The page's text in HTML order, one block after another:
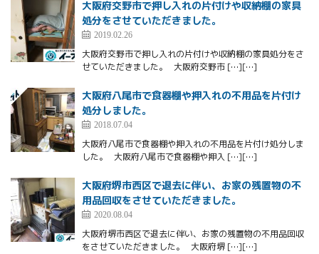
大阪府交野市で押し入れの片付けや収納棚の家具
処分をさせていただきました。
2019.02.26
大阪府交野市で押し入れの片付けや収納棚の家具処分をさ
せていただきました。 大阪府交野市 […][…]
大阪府八尾市で食器棚や押入れの不用品を片付け
処分しました。
2018.07.04
大阪府八尾市で食器棚や押入れの不用品を片付け処分しま
した。 大阪府八尾市で食器棚や押入 […][…]
大阪府堺市西区で退去に伴い、お家の残置物の不
用品回収をさせていただきました。
2020.08.04
大阪府堺市西区で退去に伴い、お家の残置物の不用品回収
をさせていただきました。 大阪府堺 […][…]